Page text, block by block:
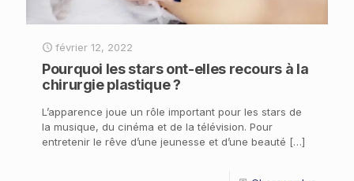
février 12, 2022
Pourquoi les stars ont-elles recours à la
chirurgie plastique ?
L’apparence joue un rôle important pour les stars de
la musique, du cinéma et de la télévision. Pour
entretenir le rêve d’une jeunesse et d’une beauté […]